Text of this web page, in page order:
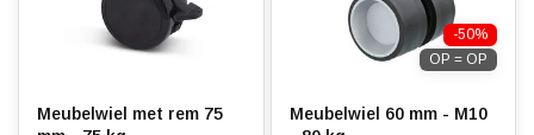
Meubelwiel met rem 75
-50%
OP = OP
Meubelwiel 60 mm - M10